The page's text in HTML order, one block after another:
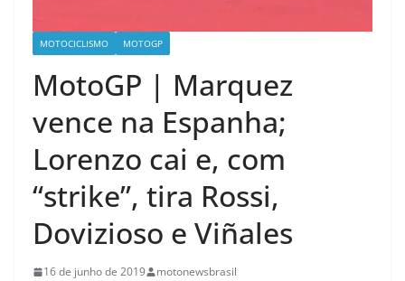
MOTOCICLISMO MOTOGP
MotoGP | Marquez
vence na Espanha;
Lorenzo cai e, com
“strike”, tira Rossi,
Dovizioso e Viñales
16 de junho de 2019 motonewsbrasil